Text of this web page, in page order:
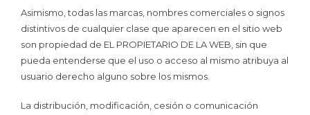
Asimismo, todas las marcas, nombres comerciales o signos
distintivos de cualquier clase que aparecen en el sitio web
son propiedad de EL PROPIETARIO DE LA WEB, sin que
pueda entenderse que el uso o acceso al mismo atribuya al
usuario derecho alguno sobre los mismos.
La distribución, modificación, cesión o comunicación